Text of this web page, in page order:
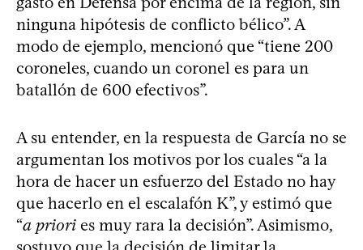
ninguna hipótesis de conflicto bélico”. A
modo de ejemplo, mencionó que “tiene 200
coroneles, cuando un coronel es para un
batallón de 600 efectivos”.
A su entender, en la respuesta de García no se
argumentan los motivos por los cuales “a la
hora de hacer un esfuerzo del Estado no hay
que hacerlo en el escalafón K”, y estimó que
“a priori es muy rara la decisión”. Asimismo,